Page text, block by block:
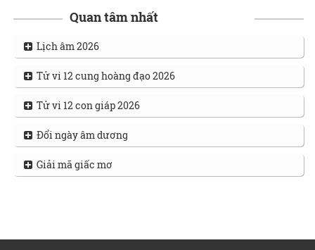
Quan tâm nhất
Lịch âm 2026
Tử vi 12 cung hoàng đạo 2026
Tử vi 12 con giáp 2026
Đổi ngày âm dương
Giải mã giấc mơ